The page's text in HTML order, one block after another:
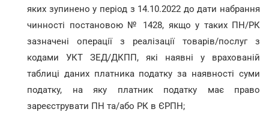
яких зупинено у період з 14.10.2022 до дати набрання
чинності постановою № 1428, якщо у таких ПН/РК
зазначені операції з реалізації товарів/послуг з
кодами УКТ ЗЕД/ДКПП, які наявні у врахованій
таблиці даних платника податку за наявності суми
податку, на яку платник податку має право
зареєструвати ПН та/або РК в ЄРПН;